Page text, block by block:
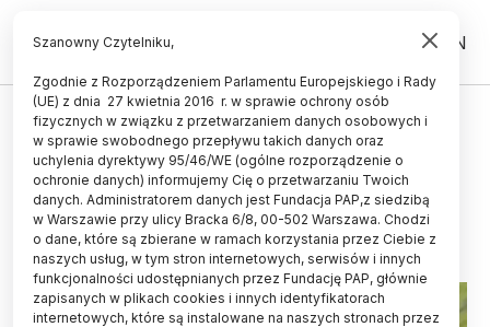
PL EN
W Warszawie rozpoczęły się
rozmowy o ochronie morświnów
27.08.2013
aktualizacja: 27.08.2013
2 minuty czytania
Szanowny Czytelniku,
Zgodnie z Rozporządzeniem Parlamentu Europejskiego i Rady
(UE) z dnia 27 kwietnia 2016 r. w sprawie ochrony osób
fizycznych w związku z przetwarzaniem danych osobowych i
w sprawie swobodnego przepływu takich danych oraz
uchylenia dyrektywy 95/46/WE (ogólne rozporządzenie o
ochronie danych) informujemy Cię o przetwarzaniu Twoich
danych. Administratorem danych jest Fundacja PAP,z siedzibą
w Warszawie przy ulicy Bracka 6/8, 00-502 Warszawa. Chodzi
o dane, które są zbierane w ramach korzystania przez Ciebie z
naszych usług, w tym stron internetowych, serwisów i innych
funkcjonalności udostępnianych przez Fundację PAP, głównie
zapisanych w plikach cookies i innych identyfikatorach
internetowych, które są instalowane na naszych stronach przez